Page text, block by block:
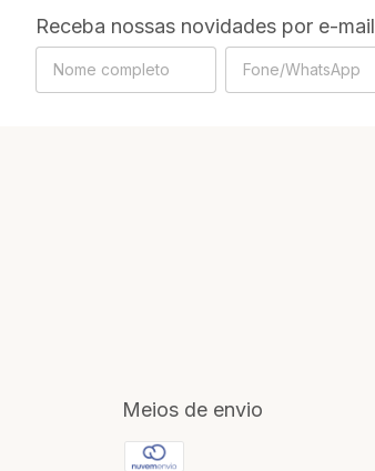
Receba nossas novidades por e-mail
Meios de envio